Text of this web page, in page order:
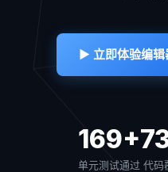
▶ 立即体验编辑
169+
单元测试通过 代码